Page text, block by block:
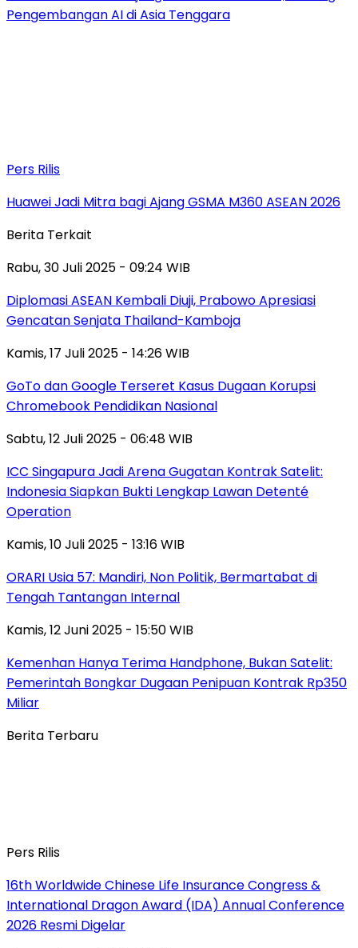
Pengembangan AI di Asia Tenggara
Pers Rilis
Huawei Jadi Mitra bagi Ajang GSMA M360 ASEAN 2026
Berita Terkait
Rabu, 30 Juli 2025 - 09:24 WIB
Diplomasi ASEAN Kembali Diuji, Prabowo Apresiasi
Gencatan Senjata Thailand-Kamboja
Kamis, 17 Juli 2025 - 14:26 WIB
GoTo dan Google Terseret Kasus Dugaan Korupsi
Chromebook Pendidikan Nasional
Sabtu, 12 Juli 2025 - 06:48 WIB
ICC Singapura Jadi Arena Gugatan Kontrak Satelit:
Indonesia Siapkan Bukti Lengkap Lawan Detenté
Operation
Kamis, 10 Juli 2025 - 13:16 WIB
ORARI Usia 57: Mandiri, Non Politik, Bermartabat di
Tengah Tantangan Internal
Kamis, 12 Juni 2025 - 15:50 WIB
Kemenhan Hanya Terima Handphone, Bukan Satelit:
Pemerintah Bongkar Dugaan Penipuan Kontrak Rp350
Miliar
Berita Terbaru
Pers Rilis
16th Worldwide Chinese Life Insurance Congress &
International Dragon Award (IDA) Annual Conference
2026 Resmi Digelar